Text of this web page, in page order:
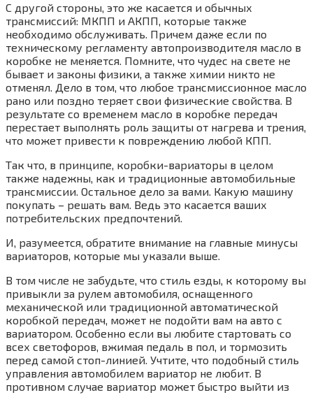
С другой стороны, это же касается и обычных
трансмиссий: МКПП и АКПП, которые также
необходимо обслуживать. Причем даже если по
техническому регламенту автопроизводителя масло в
коробке не меняется. Помните, что чудес на свете не
бывает и законы физики, а также химии никто не
отменял. Дело в том, что любое трансмиссионное масло
рано или поздно теряет свои физические свойства. В
результате со временем масло в коробке передач
перестает выполнять роль защиты от нагрева и трения,
что может привести к повреждению любой КПП.
Так что, в принципе, коробки-вариаторы в целом
также надежны, как и традиционные автомобильные
трансмиссии. Остальное дело за вами. Какую машину
покупать – решать вам. Ведь это касается ваших
потребительских предпочтений.
И, разумеется, обратите внимание на главные минусы
вариаторов, которые мы указали выше.
В том числе не забудьте, что стиль езды, к которому вы
привыкли за рулем автомобиля, оснащенного
механической или традиционной автоматической
коробкой передач, может не подойти вам на авто с
вариатором. Особенно если вы любите стартовать со
всех светофоров, вжимая педаль в пол, и тормозить
перед самой стоп-линией. Учтите, что подобный стиль
управления автомобилем вариатор не любит. В
противном случае вариатор может быстро выйти из